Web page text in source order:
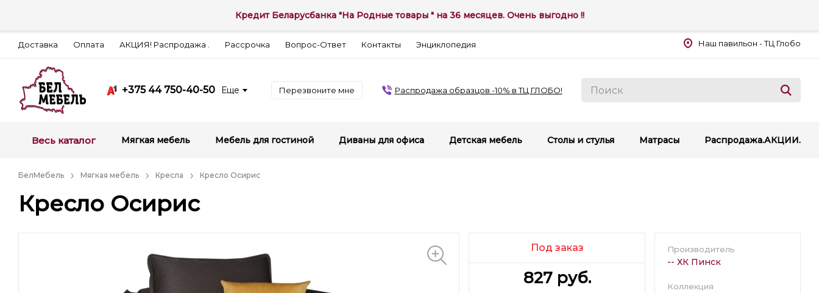
Доставка Оплата АКЦИЯ! Распродажа . Рассрочка Вопрос-Ответ Контакты Энциклопедия Наш павильон - ТЦ Глобо
+375 44 750-40-50 Еще Перезвоните мне Распродажа образцов -10% в ТЦ ГЛОБО!
Весь каталог Мягкая мебель Мебель для гостиной Диваны для офиса Детская мебель Столы и стулья Матрасы Распродажа.АКЦИИ.
БелМебель Мягкая мебель Кресла Кресло Осирис
Кресло Осирис
Под заказ
827 руб.
Производитель
-- ХК Пинск
Коллекция
Кредит Беларусбанка "На Родные товары " на 36 месяцев. Очень выгодно !!